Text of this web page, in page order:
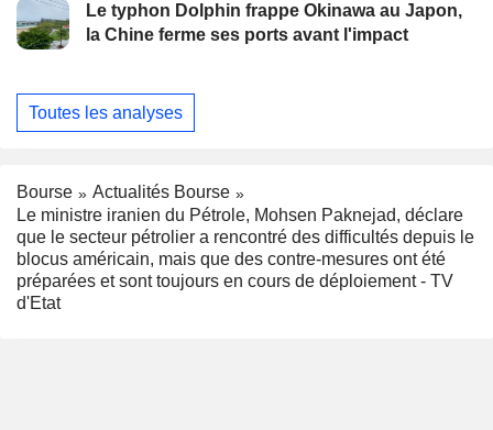
Le typhon Dolphin frappe Okinawa au Japon,
la Chine ferme ses ports avant l'impact
Toutes les analyses
Bourse
Actualités Bourse
Le ministre iranien du Pétrole, Mohsen Paknejad, déclare
que le secteur pétrolier a rencontré des difficultés depuis le
blocus américain, mais que des contre-mesures ont été
préparées et sont toujours en cours de déploiement - TV
d'Etat